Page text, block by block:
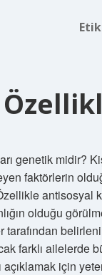
genetik midir?
faktörlerin
olduğu
farklı ailelerde
açıklamak için